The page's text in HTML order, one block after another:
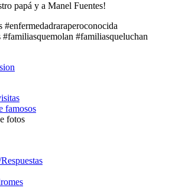
papá y a Manel Fuentes!
#enfermedadraraperoconocida
#familiasqueluchan
famosos
fotos